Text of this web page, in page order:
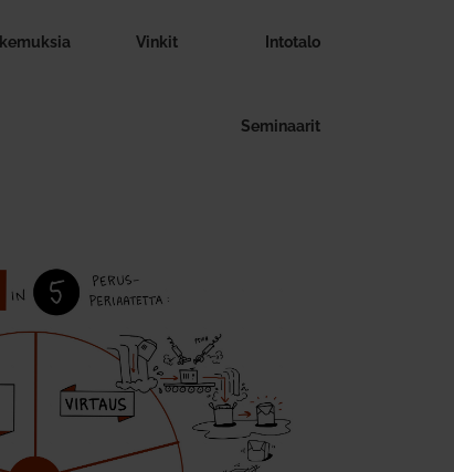
Vinkit Intotalo
Semi­naarit